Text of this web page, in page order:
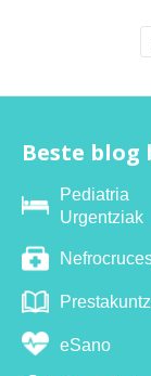
Beste blog
Pediatria
Urgentziak
eSano